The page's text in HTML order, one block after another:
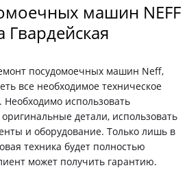
машин NEFF
Гвардейская
посудомоечных машин Neff,
все необходимое техническое
Необходимо использовать
детали, использовать
и оборудование. Только лишь в
техника будет полностью
может получить гарантию.